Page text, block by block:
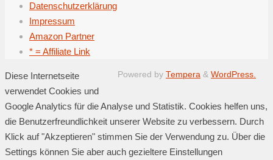
Datenschutzerklärung
Impressum
Amazon Partner
* = Affiliate Link
Powered by Tempera & WordPress.
Diese Internetseite
verwendet Cookies und
Google Analytics für die Analyse und Statistik. Cookies helfen uns,
die Benutzerfreundlichkeit unserer Website zu verbessern. Durch
Klick auf "Akzeptieren" stimmen Sie der Verwendung zu. Über die
Settings können Sie aber auch gezieltere Einstellungen